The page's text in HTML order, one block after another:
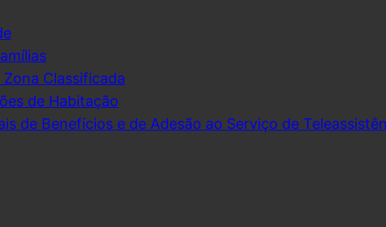
Classificada
de Habitação
de Benefícios e de Adesão ao Serviço de